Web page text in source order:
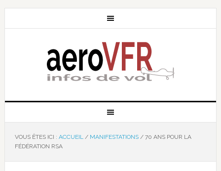
VOUS ÊTES ICI : ACCUEIL / MANIFESTATIONS /70 ANS POUR LA
FÉDÉRATION RSA